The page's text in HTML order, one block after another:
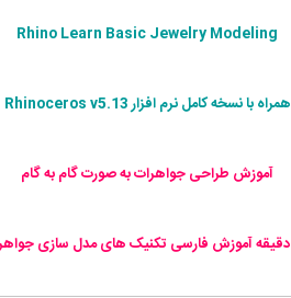
Rhino Learn Basic Jewelry Modeling
همراه با نسخه کامل نرم افزار Rhinoceros v5.13
آموزش طراحی جواهرات به صورت گام به گام